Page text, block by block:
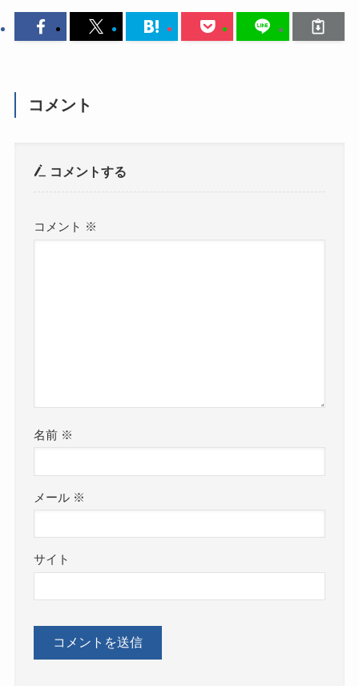
コメント
コメントする
コメント ※
名前 ※
メール ※
サイト